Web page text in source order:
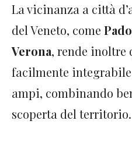
La vicinanza a città
del Veneto, come
Verona, rende inoltre
facilmente
ampi, combinando
scoperta del territorio.